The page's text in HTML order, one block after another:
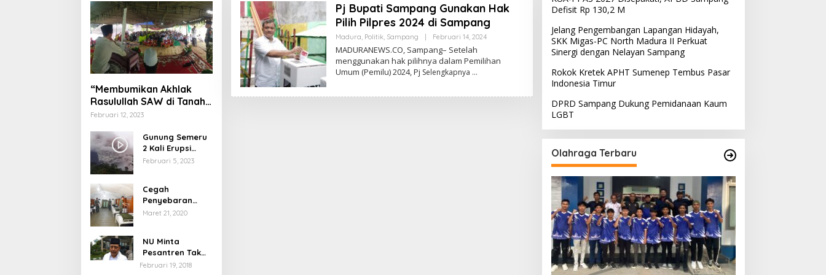
“Membumikan Akhlak
Rasulullah SAW di Tanah
Nusantara”
Februari 12, 2023
Gunung Semeru
2 Kali Erupsi
dengan Tinggi
Februari 5, 2023
Cegah
Penyebaran
Virus Corona,
Pelayanan
Maret 21, 2020
NU Minta
Pesantren Tak
Terprovokasi
Februari 19, 2018
Pj Bupati Sampang Gunakan Hak
Pilih Pilpres 2024 di Sampang
Madura, Politik, Sampang Februari 14, 2024Oleh
MADURANEWS.CO, Sampang– Setelah
menggunakan hak pilihnya dalam Pemilihan
Umum (Pemilu) 2024, Pj Selengkapnya
Defisit Rp 130,2 M
Jelang Pengembangan Lapangan Hidayah,
SKK Migas-PC North Madura II Perkuat
Sinergi dengan Nelayan Sampang
Rokok Kretek APHT Sumenep Tembus Pasar
Indonesia Timur
DPRD Sampang Dukung Pemidanaan Kaum
LGBT
Olahraga Terbaru